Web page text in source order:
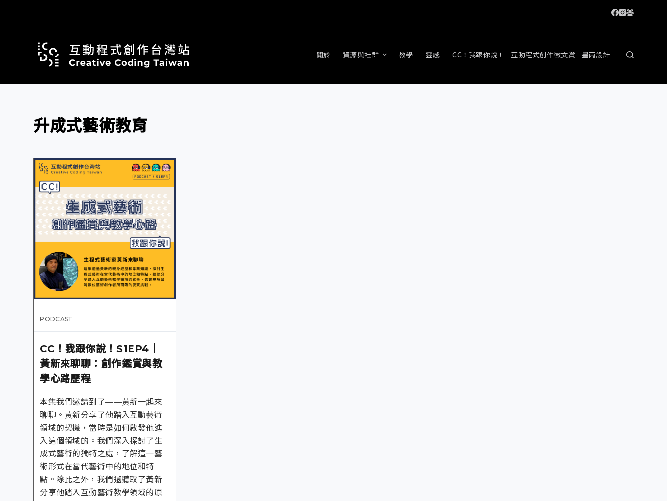
關於 資源與社群 教學 靈感 CC！我跟你說！ 互動程式創作徵文賞 墨雨設計
升成式藝術教育
PODCAST
CC！我跟你說！S1EP4｜
黃新來聊聊：創作鑑賞與教
學心路歷程
本集我們邀請到了——黃新一起來
聊聊。黃新分享了他踏入互動藝術
領域的契機，當時是如何啟發他進
入這個領域的。我們深入探討了生
成式藝術的獨特之處，了解這一藝
術形式在當代藝術中的地位和特
點。除此之外，我們還聽取了黃新
分享他踏入互動藝術教學領域的原